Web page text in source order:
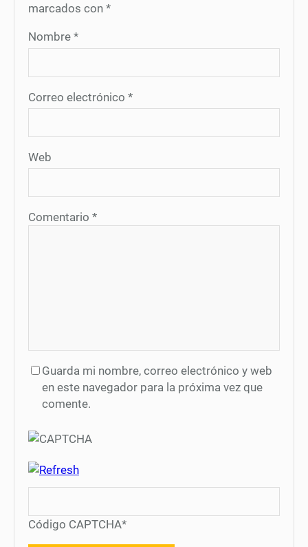
marcados con *
Nombre *
Correo electrónico *
Web
Comentario *
Guarda mi nombre, correo electrónico y web
en este navegador para la próxima vez que
comente.
Código CAPTCHA*